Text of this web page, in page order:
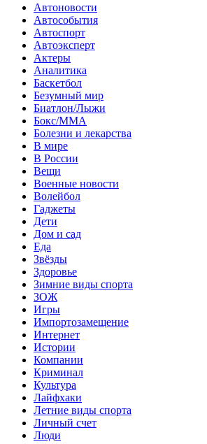
Автоновости
Автособытия
Автоспорт
Автоэксперт
Актеры
Аналитика
Баскетбол
Безумный мир
Биатлон/Лыжи
Бокс/MMA
Болезни и лекарства
В мире
В России
Вещи
Военные новости
Волейбол
Гаджеты
Дети
Дом и сад
Еда
Звёзды
Здоровье
Зимние виды спорта
ЗОЖ
Игры
Импортозамещение
Интернет
Истории
Компании
Криминал
Культура
Лайфхаки
Летние виды спорта
Личный счет
Люди